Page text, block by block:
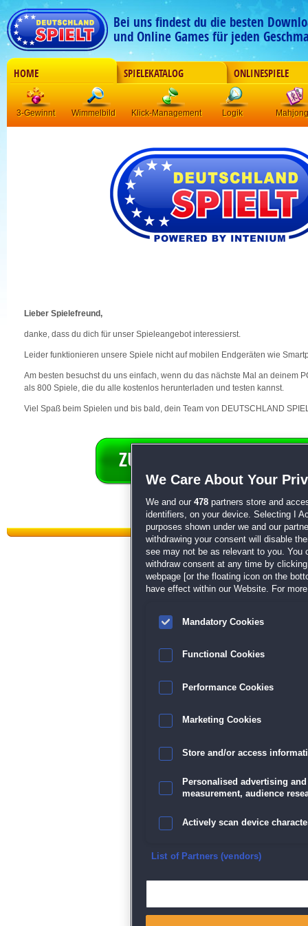
Bei uns findest du die besten
und Online Games für jeden
HOME SPIELEKATALOG ONLINESPIELE
3-Gewinnt Wimmelbild Klick-Management Logik Mahjong
Lieber Spielefreund,
danke, dass du dich für unser Spieleangebot interessierst.
Leider funktionieren unsere Spiele nicht auf mobilen Endgeräten wie
Am besten besuchst du uns einfach, wenn du das nächste Mal an deinem
als 800 Spiele, die du alle kostenlos herunterladen und testen kannst.
Viel Spaß beim Spielen und bis bald, dein Team von DEUTSCHLAND
Datenschutz| AGB|Impressum
We Care About Your
We and our 478 partners store and
identifiers, on your device. Selecting I
purposes shown under we and our
withdrawing your consent will disable
see may not be as relevant to you. You
withdraw consent at any time by
webpage [or the floating icon on the
have effect within our Website. For
Mandatory Cookies
Functional Cookies
Performance Cookies
Marketing Cookies
Store and/or access
Personalised advertising
measurement, audience
Actively scan device
Ensure security, prevent
List of Partners (vendors)